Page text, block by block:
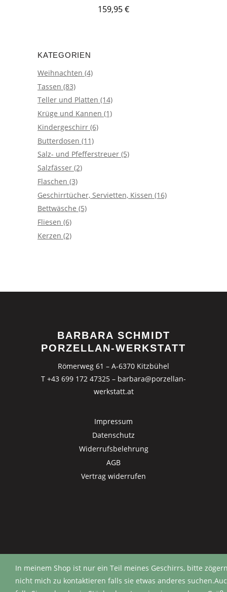
In meinem Shop ist nur ein Teil meines Geschirrs, bitte
nicht mich zu kontaktieren falls sie etwas anderes
159,95€
KATEGORIEN
Weihnachten (4)
Tassen (83)
Teller und Platten (14)
Krüge und Kannen (1)
Kindergeschirr (6)
Butterdosen (11)
Salz- und Pfefferstreuer (5)
Salzfässer (2)
Flaschen (3)
Geschirrtücher, Servietten, Kissen (16)
Bettwäsche (5)
Fliesen (6)
Kerzen (2)
BARBARA SCHMIDT
PORZELLAN-WERKSTATT
Römerweg 61 – A-6370 Kitzbühel
T +43 699 172 47325 – barbara@porzellan-
werkstatt.at
Impressum
Datenschutz
Widerrufsbelehrung
AGB
Vertrag widerrufen